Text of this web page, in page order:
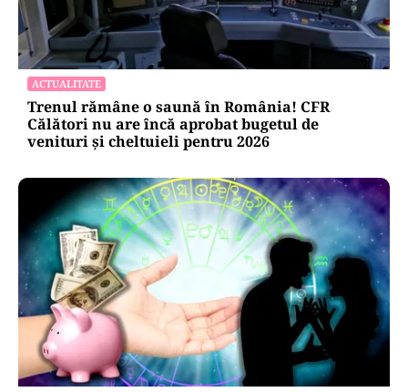
ACTUALITATE
Trenul rămâne o saună în România! CFR
Călători nu are încă aprobat bugetul de
venituri și cheltuieli pentru 2026